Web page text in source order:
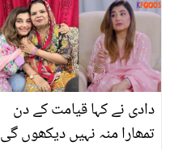
سے ہی ہرے کیلے کھانا
شروع کردیں
دادی نے کہا قیامت کے دن
تمھارا منہ نہیں دیکھوں گی